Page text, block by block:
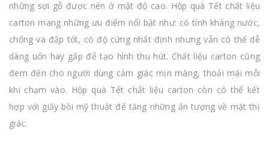
những sợi gỗ được nén ở mật độ cao. Hộp quà Tết chất liệu
carton mang những ưu điểm nổi bật như: có tính kháng nước,
chống va đập tốt, có độ cứng nhất định nhưng vẫn có thể dễ
dàng uốn hay gấp để tạo hình thu hút. Chất liệu carton cũng
đem đến cho người dùng cảm giác mịn màng, thoải mái mỗi
khi chạm vào. Hộp quà Tết chất liệu carton còn có thể kết
hợp với giấy bồi mỹ thuật để tăng những ấn tượng về mặt thị
giác.